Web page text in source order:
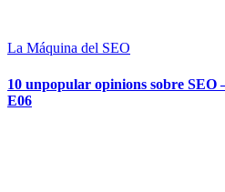
La Máquina del SEO
10 unpopular opinions sobre SEO
E06